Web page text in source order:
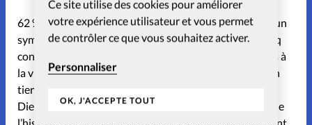
Ce site utilise des cookies pour améliorer
votre expérience utilisateur et vous permet
de contrôler ce que vous souhaitez activer.
Personnaliser
OK, J'ACCEPTE TOUT
62 % des sondés voient dans la résurrection du Christ un
symbole d’espérance. Un peu moins d’un Suisse sur cinq
considère qu’elle signifie le pardon des péchés et l’accès à
la vie éternelle. Le sociologue Olivier Favre relève qu’un
tiers des Suisses non seulement croient à l’existence de
Dieu mais également à son intervention dans le cours de
l’histoire. «Par rapport au discours scientifique dominant